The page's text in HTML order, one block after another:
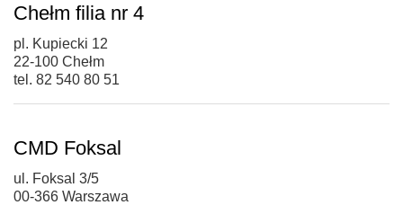
Chełm filia nr 4
pl. Kupiecki 12
22-100 Chełm
tel. 82 540 80 51
CMD Foksal
ul. Foksal 3/5
00-366 Warszawa